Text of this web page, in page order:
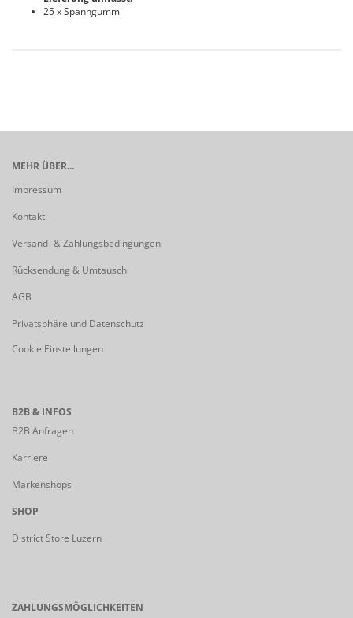
25 x Spanngummi
MEHR ÜBER...
Impressum
Kontakt
Versand- & Zahlungsbedingungen
Rücksendung & Umtausch
AGB
Privatsphäre und Datenschutz
Cookie Einstellungen
B2B & INFOS
B2B Anfragen
Karriere
Markenshops
SHOP
District Store Luzern
ZAHLUNGSMÖGLICHKEITEN